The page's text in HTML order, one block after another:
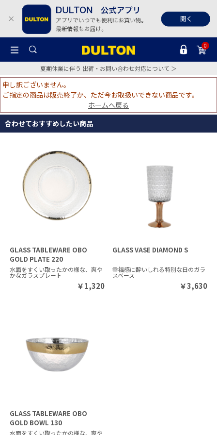
0
夏期休業に伴う 出荷・お問い合わせ対応について ＞
申し訳ございません。
ご指定の商品は販売終了か、ただ今お取扱いできない商品です。
ホームへ戻る
合わせておすすめしたい商品
GLASS TABLEWARE OBO
GOLD PLATE 220
水面をすくい取ったかの様な、爽や
かなガラスプレート
￥1,320
GLASS VASE DIAMOND S
幸福感に酔いしれる特別な日のガラ
スベース
￥3,630
GLASS TABLEWARE OBO
GOLD BOWL 130
水面をすくい取ったかの様な、爽や